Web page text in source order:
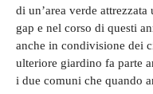
di un’area verde
gap e nel corso di questi
anche in condivisione dei
ulteriore giardino fa parte
i due comuni che quando